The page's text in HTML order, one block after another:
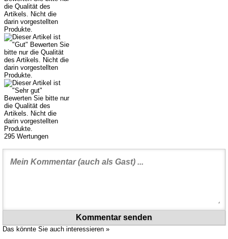
295 Wertungen
Kommentar senden
Das könnte Sie auch interessieren »